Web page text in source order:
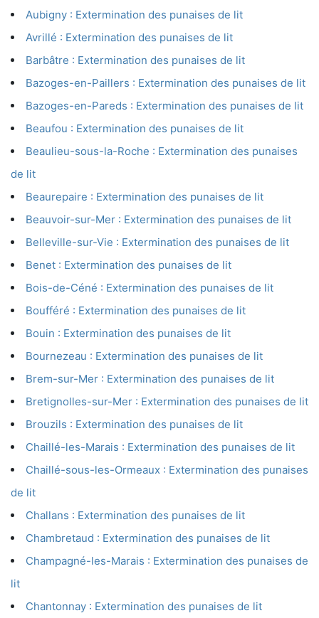
Aubigny : Extermination des punaises de lit
Avrillé : Extermination des punaises de lit
Barbâtre : Extermination des punaises de lit
Bazoges-en-Paillers : Extermination des punaises de lit
Bazoges-en-Pareds : Extermination des punaises de lit
Beaufou : Extermination des punaises de lit
Beaulieu-sous-la-Roche : Extermination des punaises
de lit
Beaurepaire : Extermination des punaises de lit
Beauvoir-sur-Mer : Extermination des punaises de lit
Belleville-sur-Vie : Extermination des punaises de lit
Benet : Extermination des punaises de lit
Bois-de-Céné : Extermination des punaises de lit
Boufféré : Extermination des punaises de lit
Bouin : Extermination des punaises de lit
Bournezeau : Extermination des punaises de lit
Brem-sur-Mer : Extermination des punaises de lit
Bretignolles-sur-Mer : Extermination des punaises de lit
Brouzils : Extermination des punaises de lit
Chaillé-les-Marais : Extermination des punaises de lit
Chaillé-sous-les-Ormeaux : Extermination des punaises
de lit
Challans : Extermination des punaises de lit
Chambretaud : Extermination des punaises de lit
Champagné-les-Marais : Extermination des punaises de
lit
Chantonnay : Extermination des punaises de lit